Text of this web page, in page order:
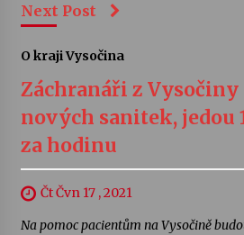
Next Post
O kraji Vysočina
Záchranáři z Vysočiny
nových sanitek, jedou
za hodinu
Čt Čvn 17 , 2021
Na pomoc pacientům na Vysočině